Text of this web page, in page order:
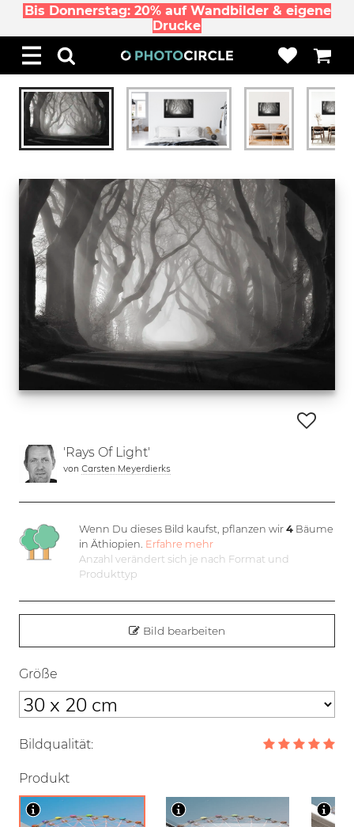
Bis Donnerstag: 20% auf Wandbilder & eigene
Drucke
'Rays Of Light'
von Carsten Meyerdierks
Wenn Du dieses Bild kaufst, pflanzen wir4 Bäume
in Äthiopien. Erfahre mehr
Anzahl verändert sich je nach Format und
Produkttyp
Bild bearbeiten
Größe
Bildqualität:
Produkt